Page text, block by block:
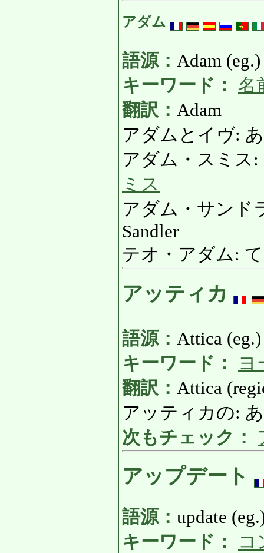
アダム
語源： Adam (eg.)
キーワード：
名
翻訳： Adam
アダムとイヴ:
アダム・スミス:
ミス
アダム・サンド
Sandler
テオ・アダム:
アッティカ
語源： Attica (eg.)
キーワード：
ヨ
翻訳： Attica
アッティカの:
次もチェック：
アップデート
語源： update
キーワード：
コ